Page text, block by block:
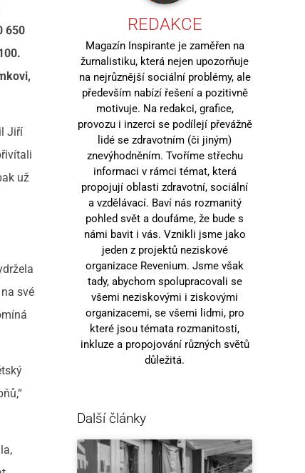
650
Jiří
už
své
REDAKCE
Magazín Inspirante je zaměřen na
žurnalistiku, která nejen upozorňuje
na nejrůznější sociální problémy, ale
především nabízí řešení a pozitivně
motivuje. Na redakci, grafice,
provozu i inzerci se podílejí převážně
lidé se zdravotním (či jiným)
znevýhodněním. Tvoříme střechu
informaci v rámci témat, která
propojují oblasti zdravotní, sociální
a vzdělávací. Baví nás rozmanitý
pohled svět a doufáme, že bude s
námi bavit i vás. Vznikli jsme jako
jeden z projektů neziskové
organizace Revenium. Jsme však
tady, abychom spolupracovali se
všemi neziskovými i ziskovými
organizacemi, se všemi lidmi, pro
které jsou témata rozmanitosti,
inkluze a propojování různých světů
důležitá.
Další články